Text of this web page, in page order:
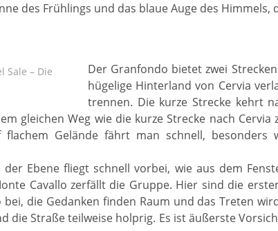
des Frühlings und das blaue Auge des Himmels,
Sale – Die
Der Granfondo bietet zwei
hügelige Hinterland von Cervia
trennen. Die kurze Strecke kehrt
gleichen Weg wie die kurze Strecke nach
flachem Gelände fährt man schnell,
der Ebene fliegt schnell vorbei, wie aus dem
Cavallo zerfällt die Gruppe. Hier sind die
bei, die Gedanken finden Raum und das Treten
die Straße teilweise holprig. Es ist äußerste